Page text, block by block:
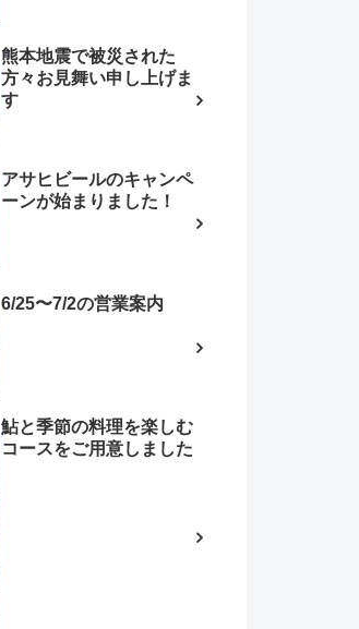
熊本地震で被災された
方々お見舞い申し上げま
す
アサヒビールのキャンペ
ーンが始まりました！
6/25〜7/2の営業案内
鮎と季節の料理を楽しむ
コースをご用意しました